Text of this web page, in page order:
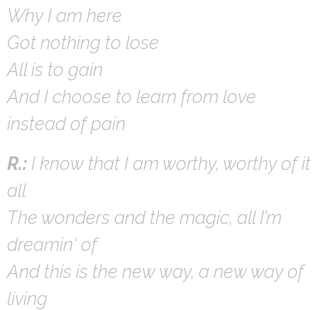
Why I am here
Got nothing to lose
All is to gain
And I choose to learn from love
instead of pain
R.: I know that I am worthy, worthy of it
all
The wonders and the magic, all I’m
dreamin‘ of
And this is the new way, a new way of
living